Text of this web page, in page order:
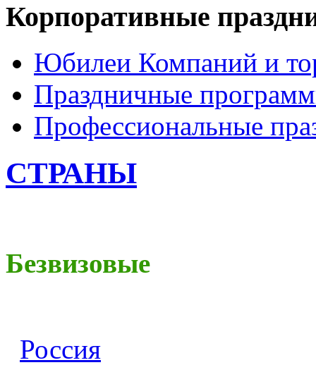
Корпоративные
Юбилеи Компаний и
Праздничные
Профессиональные
СТРАНЫ
Безвизовые
Россия